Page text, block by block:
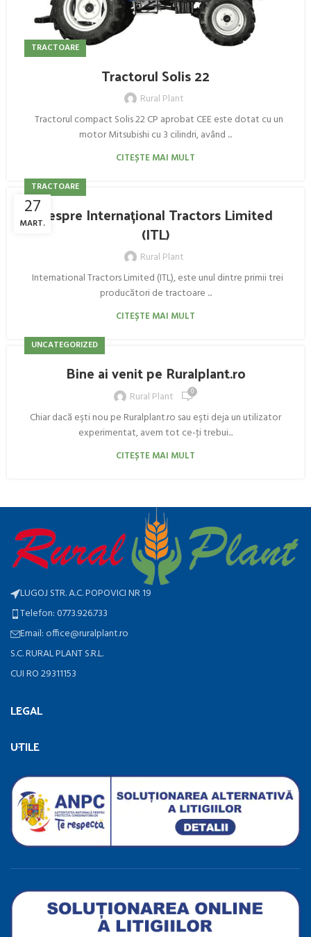
TRACTOARE
Tractorul Solis 22
Rural Plant
Tractorul compact Solis 22 CP aprobat CEE este dotat cu un
motor Mitsubishi cu 3 cilindri, având ...
CITEȘTE MAI MULT
27
MART.
TRACTOARE
Despre Internațional Tractors Limited
(ITL)
Rural Plant
International Tractors Limited (ITL), este unul dintre primii trei
producători de tractoare ...
CITEȘTE MAI MULT
UNCATEGORIZED
Bine ai venit pe Ruralplant.ro
Rural Plant 0
Chiar dacă eşti nou pe Ruralplant.ro sau eşti deja un utilizator
experimentat, avem tot ce-ţi trebui...
CITEȘTE MAI MULT
LUGOJ STR. A.C. POPOVICI NR 19
Telefon: 0773.926.733
Email: office@ruralplant.ro
S.C. RURAL PLANT S.R.L.
CUI RO 29311153
LEGAL
UTILE